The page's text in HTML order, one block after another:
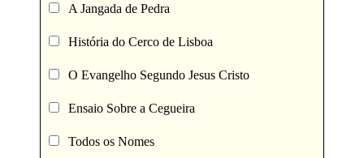
A Jangada de Pedra
História do Cerco de Lisboa
O Evangelho Segundo Jesus Cristo
Ensaio Sobre a Cegueira
Todos os Nomes